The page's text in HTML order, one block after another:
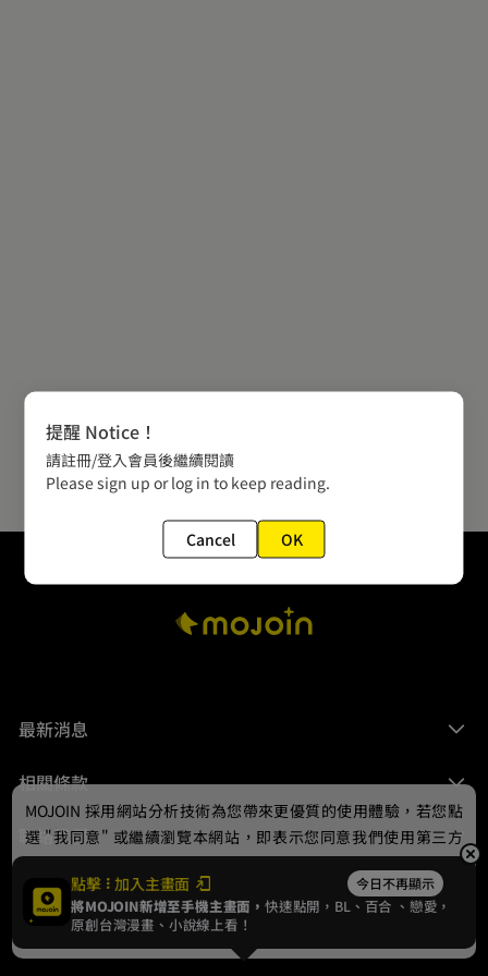
最新消息
相關條款
聯絡我們
© 2024 gamania Digital Entertainment Co., Ltd.
點擊 加入主畫面 今日不再顯示
將MOJOIN新增至手機主畫面，快速點開，BL、 百合 、戀愛，
原創台灣漫畫、小說線上看！
MOJOIN 採用網站分析技術為您帶來更優質的使用體驗，若您點
選 "我同意" 或繼續瀏覽本網站，即表示您同意我們使用第三方
Cookie，欲瞭解更多資訊請見隱私權政策。
我同意
提醒 Notice！
請註冊/登入會員後繼續閱讀
Please sign up or log in to keep reading.
Cancel OK